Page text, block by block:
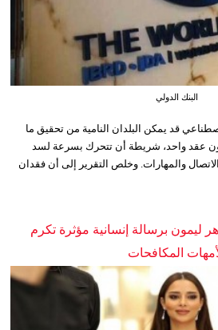
البنك الدولي
قد يمكن البلدان النامية من تحقيق ما
عقد واحد، شريطة أن تتحرك بسرعة لسد
والمهارات. وخلص التقرير إلى أن فقدان
ليمون برسالة إنسانية مؤثرة تكرم
المكافحات